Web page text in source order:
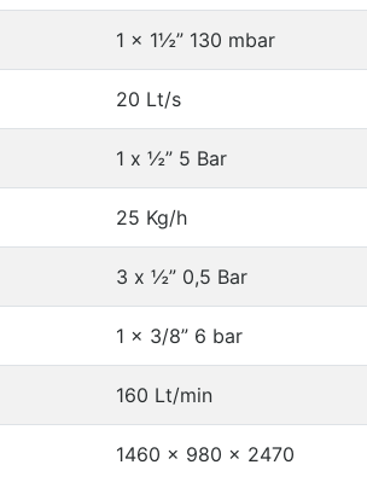
1 x 1½” 130 mbar
20 Lt/s
1 x ½” 5 Bar
25 Kg/h
3 x ½” 0,5 Bar
1 x 3/8” 6 bar
160 Lt/min
1460 x 980 x 2470